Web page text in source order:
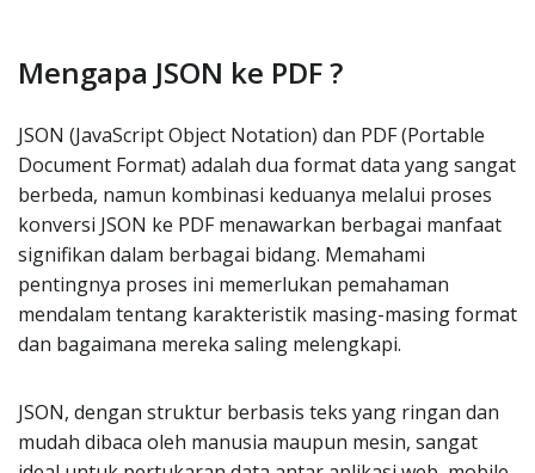
Mengapa JSON ke PDF ?
JSON (JavaScript Object Notation) dan PDF (Portable
Document Format) adalah dua format data yang sangat
berbeda, namun kombinasi keduanya melalui proses
konversi JSON ke PDF menawarkan berbagai manfaat
signifikan dalam berbagai bidang. Memahami
pentingnya proses ini memerlukan pemahaman
mendalam tentang karakteristik masing-masing format
dan bagaimana mereka saling melengkapi.
JSON, dengan struktur berbasis teks yang ringan dan
mudah dibaca oleh manusia maupun mesin, sangat